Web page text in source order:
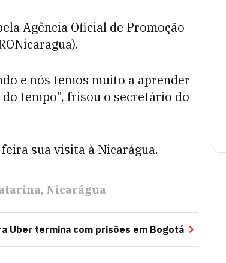
Agência Oficial de Promoção
e nós temos muito a aprender
tempo", frisou o secretário do
sua visita à Nicarágua.
Nicarágua
Uber termina com prisões em Bogotá